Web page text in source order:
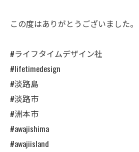
この度はありがとうございました。
#ライフタイムデザイン社
#lifetimedesign
#淡路島
#淡路市
#洲本市
#awajishima
#awajiisland